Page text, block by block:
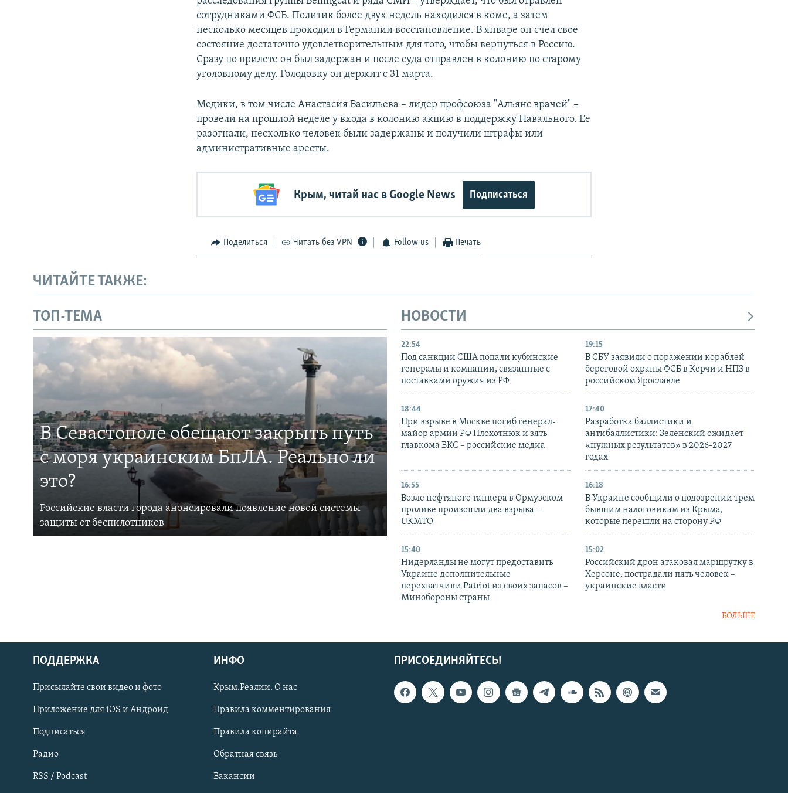
Українською
Qırımtatar
ПРИСОЕДИНЯЙТЕСЬ!
сотрудниками ФСБ. Политик более двух недель находился в коме, а затем
несколько месяцев проходил в Германии восстановление. В январе он счел свое
состояние достаточно удовлетворительным для того, чтобы вернуться в Россию.
Сразу по прилете он был задержан и после суда отправлен в колонию по старому
уголовному делу. Голодовку он держит с 31 марта.
Медики, в том числе Анастасия Васильева – лидер профсоюза "Альянс врачей" –
провели на прошлой неделе у входа в колонию акцию в поддержку Навального. Ее
разогнали, несколько человек были задержаны и получили штрафы или
административные аресты.
Крым, читай нас в Google News Подписаться
Поделиться Читать без VPN Follow us Печать
ЧИТАЙТЕ ТАКЖЕ:
ТОП-ТЕМА
В Севастополе обещают закрыть путь
с моря украинским БпЛА. Реально ли
это?
Российские власти города анонсировали появление новой системы
защиты от беспилотников
НОВОСТИ
22:54
Под санкции США попали кубинские
генералы и компании, связанные с
поставками оружия из РФ
19:15
В СБУ заявили о поражении кораблей
береговой охраны ФСБ в Керчи и НПЗ в
российском Ярославле
18:44
При взрыве в Москве погиб генерал-
майор армии РФ Плохотнюк и зять
главкома ВКС – российские медиа
17:40
Разработка баллистики и
антибаллистики: Зеленский ожидает
«нужных результатов» в 2026-2027
годах
16:55
Возле нефтяного танкера в Ормузском
проливе произошли два взрыва –
UKMTO
16:18
В Украине сообщили о подозрении трем
бывшим налоговикам из Крыма,
которые перешли на сторону РФ
15:40
Нидерланды не могут предоставить
Украине дополнительные
перехватчики Patriot из своих запасов –
Минобороны страны
15:02
Российский дрон атаковал маршрутку в
Херсоне, пострадали пять человек –
украинские власти
БОЛЬШЕ
ПРИСОЕДИНЯЙТЕСЬ!
ПОДДЕРЖКА
Присылайте свои видео и фото
Приложение для iOS и Андроид
Подписаться
Радио
RSS / Podcast
ИНФО
Крым.Реалии. О нас
Правила комментирования
Правила копирайта
Обратная связь
Вакансии